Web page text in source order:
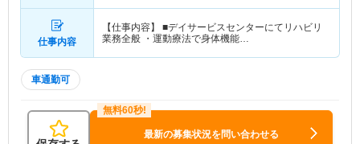
仕事内容
【仕事内容】 ■デイサービスセンターにてリハビリ
業務全般 ・運動療法で身体機能…
車通勤可
最新の募集状況を問い合わせる